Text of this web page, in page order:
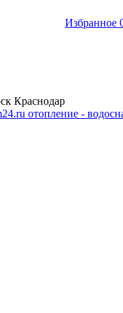
Краснодар
Избранное
отопление -